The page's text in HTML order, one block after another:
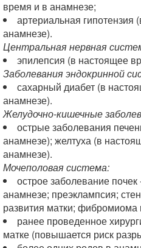
время и в анамнезе;
артериальная
анамнезе).
Центральная нервная
эпилепсия (в настоящее
Заболевания эндокринной
сахарный диабет (в
анамнезе).
Желудочно-кишечные
острые заболевания
анамнезе); желтуха (в
анамнезе).
Мочеполовая система:
острое заболевание
анамнезе; преэклампсия;
развития матки; фибромиома
ранее проведенное
матке (повышается риск